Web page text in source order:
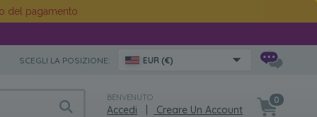
del pagamento
SCEGLI LA POSIZIONE: EUR (€)
BENVENUTO
Accedi Creare Un Account
0